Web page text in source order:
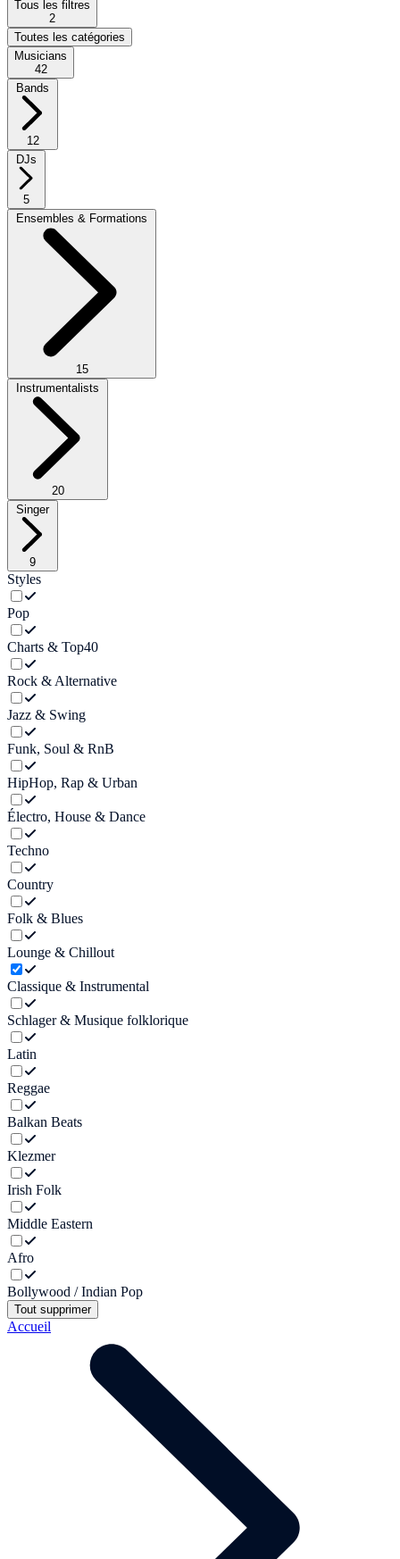
Tous les filtres
2
Toutes les catégories
Musicians
42
12
5
15
20
Singer
9
Styles
Pop
Charts & Top40
Rock & Alternative
Jazz & Swing
Funk, Soul & RnB
HipHop, Rap & Urban
Électro, House & Dance
Techno
Country
Folk & Blues
Lounge & Chillout
Classique & Instrumental
Schlager & Musique folklorique
Latin
Reggae
Balkan Beats
Klezmer
Irish Folk
Middle Eastern
Afro
Bollywood / Indian Pop
Tout supprimer
Accueil